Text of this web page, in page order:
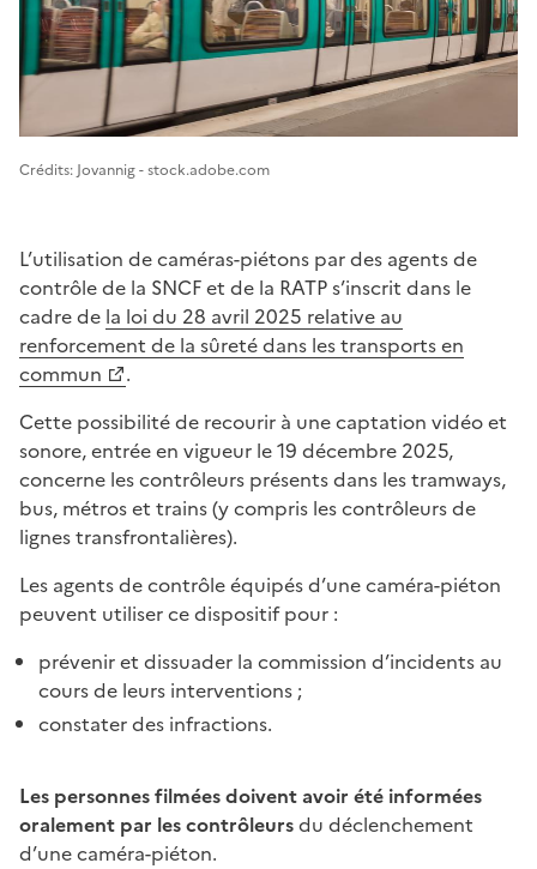
Image 1
Crédits: Jovannig - stock.adobe.com
L’utilisation de caméras-piétons par des agents de
contrôle de la SNCF et de la RATP s’inscrit dans le
cadre de la loi du 28 avril 2025 relative au
renforcement de la sûreté dans les transports en
commun
.
Cette possibilité de recourir à une captation vidéo et
sonore, entrée en vigueur le 19 décembre 2025,
concerne les contrôleurs présents dans les tramways,
bus, métros et trains (y compris les contrôleurs de
lignes transfrontalières).
Les agents de contrôle équipés d’une caméra-piéton
peuvent utiliser ce dispositif pour :
prévenir et dissuader la commission d’incidents au
cours de leurs interventions ;
constater des infractions.
Les personnes filmées doivent avoir été informées
oralement par les contrôleursdu déclenchement
d’une caméra-piéton.